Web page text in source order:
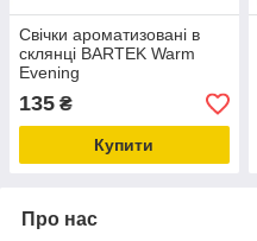
Свічки ароматизовані в
склянці BARTEK Warm
Evening
135 ₴
Купити
Про нас